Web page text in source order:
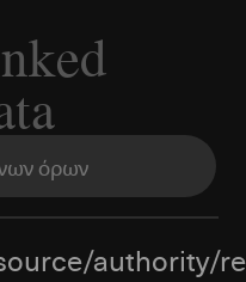
authority/